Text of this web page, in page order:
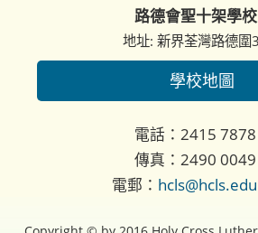
路德會聖十架學校
地址: 新界荃灣路德圍
學校地圖
電話：2415 7878
傳真：2490 0049
電郵：